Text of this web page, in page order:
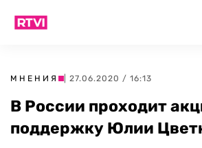
МНЕНИЯ | 27.06.2020 / 16:13
В России проходит
поддержку Юлии